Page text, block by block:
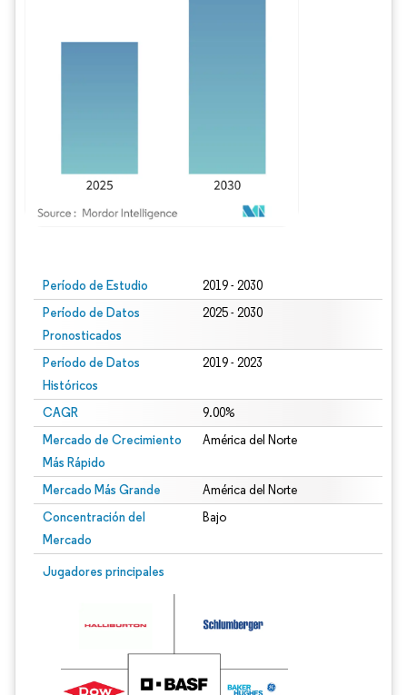
Período de Estudio 2019 - 2030
Período de Datos
Pronosticados
2025 - 2030
Período de Datos
Históricos
2019 - 2023
CAGR 9.00%
Mercado de Crecimiento
Más Rápido
América del Norte
Mercado Más Grande América del Norte
Concentración del
Mercado
Bajo
Jugadores principales